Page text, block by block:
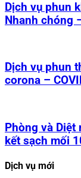
Dịch vụ phun
Nhanh chóng
Dịch vụ phun
corona –
Phòng và
kết sạch mối
Dịch vụ mới